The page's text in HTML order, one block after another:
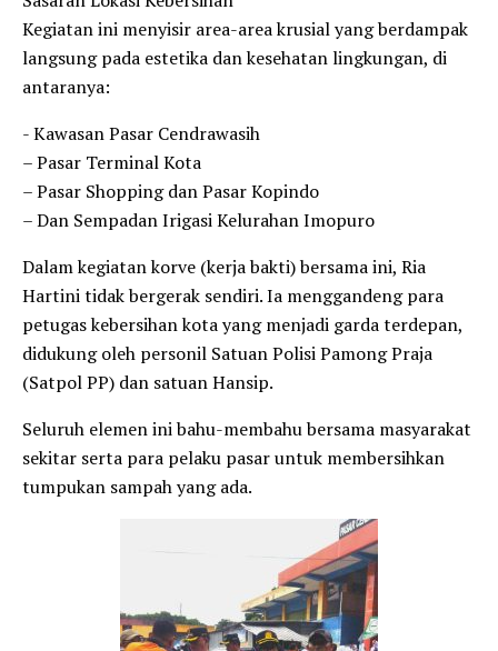
​Kegiatan ini menyisir area-area krusial yang berdampak
langsung pada estetika dan kesehatan lingkungan, di
antaranya:
​- Kawasan Pasar Cendrawasih
– ​Pasar Terminal Kota
– ​Pasar Shopping dan Pasar Kopindo
– ​Dan Sempadan Irigasi Kelurahan Imopuro
​Dalam kegiatan korve (kerja bakti) bersama ini, Ria
Hartini tidak bergerak sendiri. Ia menggandeng para
petugas kebersihan kota yang menjadi garda terdepan,
didukung oleh personil Satuan Polisi Pamong Praja
(Satpol PP) dan satuan Hansip.
Seluruh elemen ini bahu-membahu bersama masyarakat
sekitar serta para pelaku pasar untuk membersihkan
tumpukan sampah yang ada.